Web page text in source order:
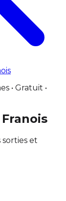
• Gratuit •
et